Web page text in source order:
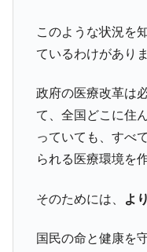
このような状況を
ているわけがあり
政府の医療改革は
て、全国どこに住
っていても、すべ
られる医療環境を
そのためには、 よ
国民の命と健康を